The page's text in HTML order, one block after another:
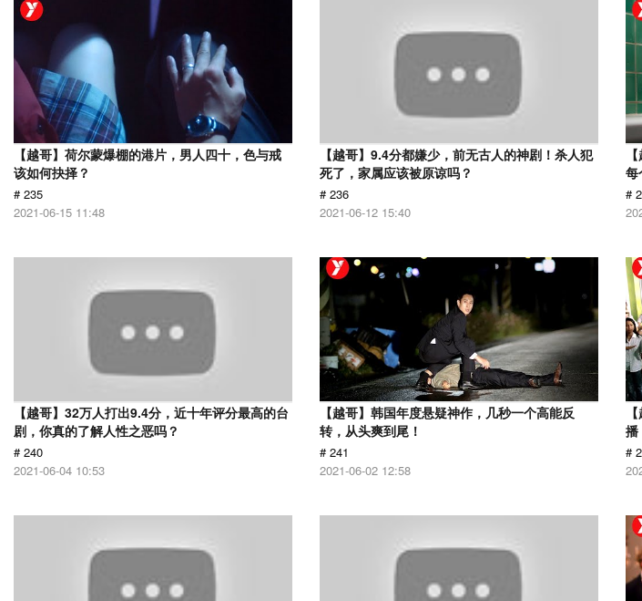
【越哥】荷尔蒙爆棚的港片，男人四十，色与戒
该如何抉择？
# 235
2021-06-15 11:48
【越哥】9.4分都嫌少，前无古人的神剧！杀人犯
死了，家属应该被原谅吗？
# 236
2021-06-12 15:40
每
#
【越哥】32万人打出9.4分，近十年评分最高的台
剧，你真的了解人性之恶吗？
# 240
2021-06-04 10:53
【越哥】韩国年度悬疑神作，几秒一个高能反
转，从头爽到尾！
# 241
2021-06-02 12:58
播
#